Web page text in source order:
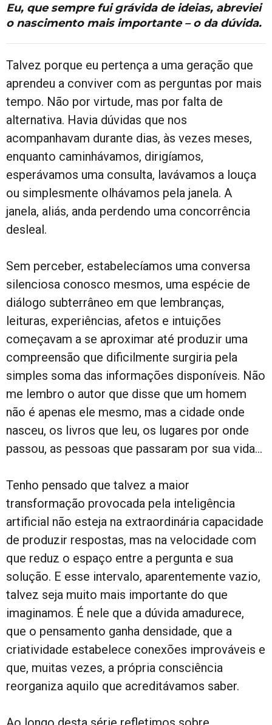
Eu, que sempre fui grávida de ideias, abreviei
o nascimento mais importante – o da dúvida.
Talvez porque eu pertença a uma geração que
aprendeu a conviver com as perguntas por mais
tempo. Não por virtude, mas por falta de
alternativa. Havia dúvidas que nos
acompanhavam durante dias, às vezes meses,
enquanto caminhávamos, dirigíamos,
esperávamos uma consulta, lavávamos a louça
ou simplesmente olhávamos pela janela. A
janela, aliás, anda perdendo uma concorrência
desleal.
Sem perceber, estabelecíamos uma conversa
silenciosa conosco mesmos, uma espécie de
diálogo subterrâneo em que lembranças,
leituras, experiências, afetos e intuições
começavam a se aproximar até produzir uma
compreensão que dificilmente surgiria pela
simples soma das informações disponíveis. Não
me lembro o autor que disse que um homem
não é apenas ele mesmo, mas a cidade onde
nasceu, os livros que leu, os lugares por onde
passou, as pessoas que passaram por sua vida…
Tenho pensado que talvez a maior
transformação provocada pela inteligência
artificial não esteja na extraordinária capacidade
de produzir respostas, mas na velocidade com
que reduz o espaço entre a pergunta e sua
solução. E esse intervalo, aparentemente vazio,
talvez seja muito mais importante do que
imaginamos. É nele que a dúvida amadurece,
que o pensamento ganha densidade, que a
criatividade estabelece conexões improváveis e
que, muitas vezes, a própria consciência
reorganiza aquilo que acreditávamos saber.